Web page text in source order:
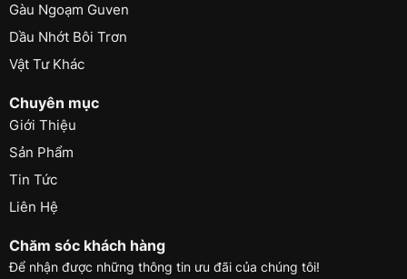
Gàu Ngoạm Guven
Dầu Nhớt Bôi Trơn
Vật Tư Khác
Chuyên mục
Giới Thiệu
Sản Phẩm
Tin Tức
Liên Hệ
Chăm sóc khách hàng
Để nhận được những thông tin ưu đãi của chúng tôi!